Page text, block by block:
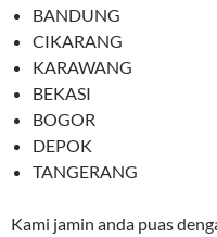
BANDUNG
CIKARANG
KARAWANG
BEKASI
BOGOR
DEPOK
TANGERANG
Kami jamin anda puas